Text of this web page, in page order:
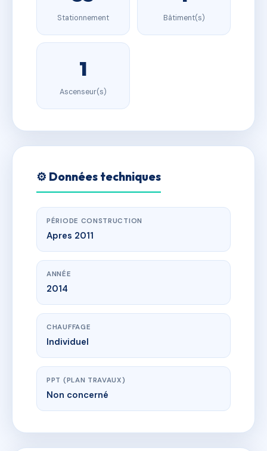
Stationnement Bâtiment(s)
1
Ascenseur(s)
⚙️ Données techniques
PÉRIODE CONSTRUCTION
Apres 2011
ANNÉE
2014
CHAUFFAGE
Individuel
PPT (PLAN TRAVAUX)
Non concerné